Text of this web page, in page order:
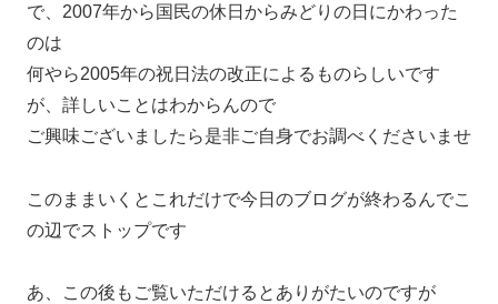
で、2007年から国民の休日からみどりの日にかわった
のは
何やら2005年の祝日法の改正によるものらしいです
が、詳しいことはわからんので
ご興味ございましたら是非ご自身でお調べくださいませ
このままいくとこれだけで今日のブログが終わるんでこ
の辺でストップです
あ、この後もご覧いただけるとありがたいのですが